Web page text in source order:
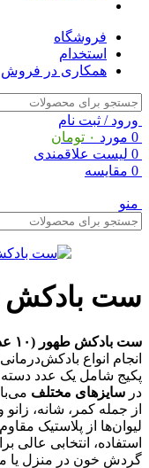
فروشگاه
استخدام
همکاری در فروش
ورود / ثبت نام
0 مورد ۰ تومان
0 لیست علاقمندی
0 مقایسه
منو
ست بادکش
ست بادکش طهور (۱۰ عددی)
انجام انواع
پکیج شامل یک عدد
در سایزهای مختلف
از جمله کمر، شانه،
لیوان‌ها از پلاستیک
استفاده، انتخابی عالی
گردش خون در منزل